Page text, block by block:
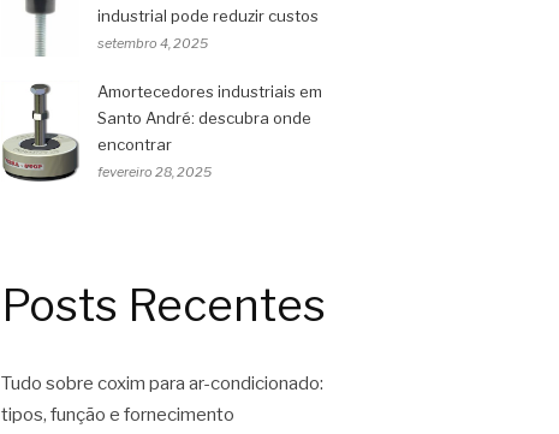
industrial pode reduzir custos
setembro 4, 2025
Amortecedores industriais em
Santo André: descubra onde
encontrar
fevereiro 28, 2025
Posts Recentes
Tudo sobre coxim para ar-condicionado:
tipos, função e fornecimento